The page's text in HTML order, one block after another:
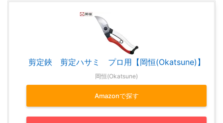
剪定鋏 剪定ハサミ プロ用【岡恒(Okatsune)】
岡恒(Okatsune)
Amazonで探す